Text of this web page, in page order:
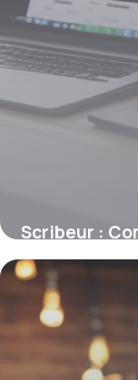
Scribeur :
française
9 mars 2026